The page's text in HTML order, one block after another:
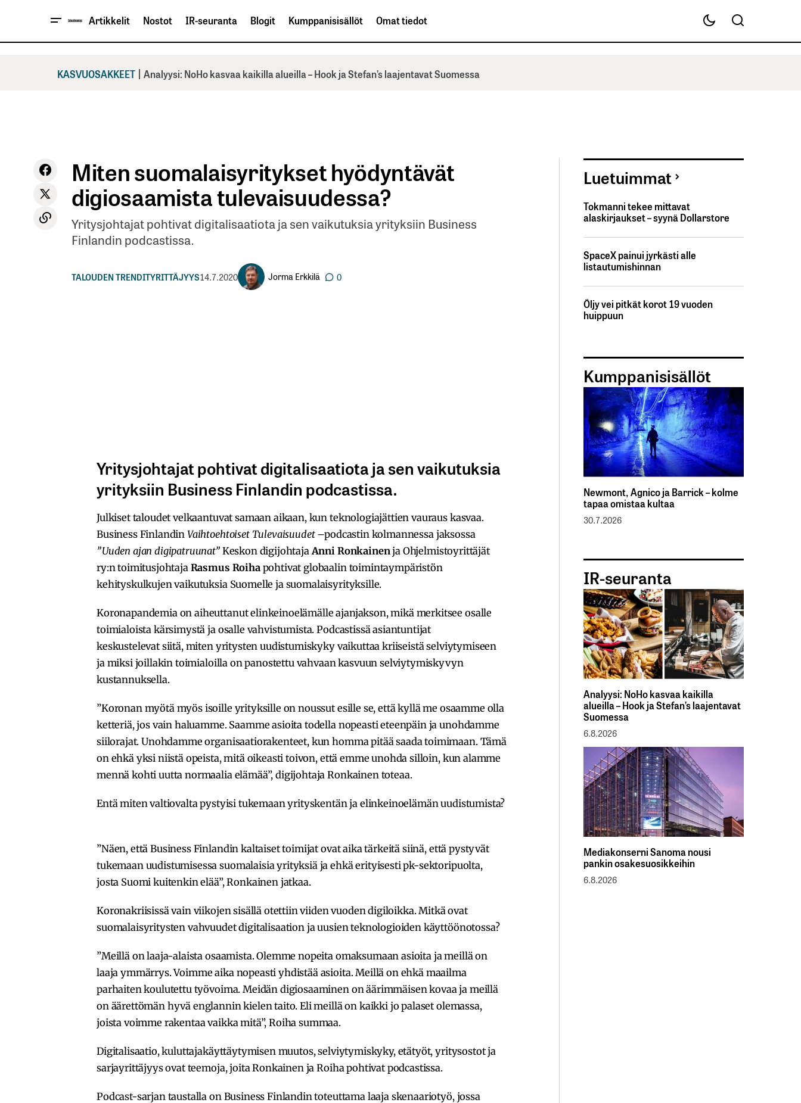
Artikkelit Nostot IR-seuranta Blogit Kumppanisisällöt Omat tiedot
KASVUOSAKKEET | Analyysi: NoHo kasvaa kaikilla alueilla – Hook ja Stefan’s laajentavat Suomessa
Miten suomalaisyritykset hyödyntävät
digiosaamista tulevaisuudessa?
Yritysjohtajat pohtivat digitalisaatiota ja sen vaikutuksia yrityksiin Business
Finlandin podcastissa.
TALOUDEN TRENDITYRITTÄJYYS14.7.2020 Jorma Erkkilä 0
Yritysjohtajat pohtivat digitalisaatiota ja sen vaikutuksia
yrityksiin Business Finlandin podcastissa.
Julkiset taloudet velkaantuvat samaan aikaan, kun teknologiajättien vauraus kasvaa.
Business Finlandin Vaihtoehtoiset Tulevaisuudet –podcastin kolmannessa jaksossa
”Uuden ajan digipatruunat”Keskon digijohtaja Anni Ronkainen ja Ohjelmistoyrittäjät
ry:n toimitusjohtaja Rasmus Roiha pohtivat globaalin toimintaympäristön
kehityskulkujen vaikutuksia Suomelle ja suomalaisyrityksille.
Koronapandemia on aiheuttanut elinkeinoelämälle ajanjakson, mikä merkitsee osalle
toimialoista kärsimystä ja osalle vahvistumista. Podcastissä asiantuntijat
keskustelevat siitä, miten yritysten uudistumiskyky vaikuttaa kriiseistä selviytymiseen
ja miksi joillakin toimialoilla on panostettu vahvaan kasvuun selviytymiskyvyn
kustannuksella.
”Koronan myötä myös isoille yrityksille on noussut esille se, että kyllä me osaamme olla
ketteriä, jos vain haluamme. Saamme asioita todella nopeasti eteenpäin ja unohdamme
siilorajat. Unohdamme organisaatiorakenteet, kun homma pitää saada toimimaan. Tämä
on ehkä yksi niistä opeista, mitä oikeasti toivon, että emme unohda silloin, kun alamme
mennä kohti uutta normaalia elämää”, digijohtaja Ronkainen toteaa.
Entä miten valtiovalta pystyisi tukemaan yrityskentän ja elinkeinoelämän uudistumista?
”Näen, että Business Finlandin kaltaiset toimijat ovat aika tärkeitä siinä, että pystyvät
tukemaan uudistumisessa suomalaisia yrityksiä ja ehkä erityisesti pk-sektoripuolta,
josta Suomi kuitenkin elää”, Ronkainen jatkaa.
Koronakriisissä vain viikojen sisällä otettiin viiden vuoden digiloikka. Mitkä ovat
suomalaisyritysten vahvuudet digitalisaation ja uusien teknologioiden käyttöönotossa?
”Meillä on laaja-alaista osaamista. Olemme nopeita omaksumaan asioita ja meillä on
laaja ymmärrys. Voimme aika nopeasti yhdistää asioita. Meillä on ehkä maailma
parhaiten koulutettu työvoima. Meidän digiosaaminen on äärimmäisen kovaa ja meillä
on äärettömän hyvä englannin kielen taito. Eli meillä on kaikki jo palaset olemassa,
joista voimme rakentaa vaikka mitä”, Roiha summaa.
Digitalisaatio, kuluttajakäyttäytymisen muutos, selviytymiskyky, etätyöt, yritysostot ja
sarjayrittäjyys ovat teemoja, joita Ronkainen ja Roiha pohtivat podcastissa.
Podcast-sarjan taustalla on Business Finlandin toteuttama laaja skenaariotyö, jossa
Luetuimmat
Tokmanni tekee mittavat
alaskirjaukset – syynä Dollarstore
SpaceX painui jyrkästi alle
listautumishinnan
Öljy vei pitkät korot 19 vuoden
huippuun
Kumppanisisällöt
Newmont, Agnico ja Barrick – kolme
tapaa omistaa kultaa
30.7.2026
IR-seuranta
Analyysi: NoHo kasvaa kaikilla
alueilla – Hook ja Stefan’s laajentavat
Suomessa
6.8.2026
Mediakonserni Sanoma nousi
pankin osakesuosikkeihin
6.8.2026